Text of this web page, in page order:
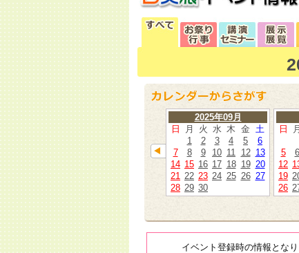
2025年09月
日
月 火 水 木 金 土
1
2 3 4 5
6
7
8 9 10 11 12 13
14 15 16 17 18 19 20
21 22 23 24 25 26 27
28 29 30
日
月
5
6
12
19
26
イベント登録時の情報とな